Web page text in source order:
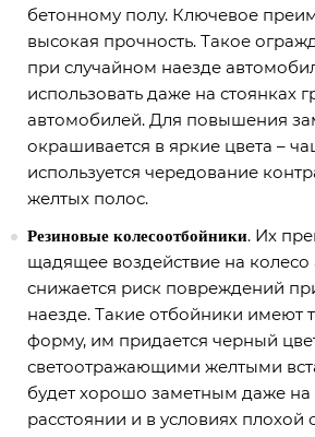
бетонному полу. Ключевое
высокая прочность. Такое
при случайном наезде
использовать даже на стоянках
автомобилей. Для повышения
окрашивается в яркие цвета –
используется чередование
желтых полос.
Резиновые колесоотбойники. Их
щадящее воздействие на колесо
снижается риск повреждений
наезде. Такие отбойники имеют
форму, им придается черный
светоотражающими желтыми
будет хорошо заметным даже
расстоянии и в условиях плохой